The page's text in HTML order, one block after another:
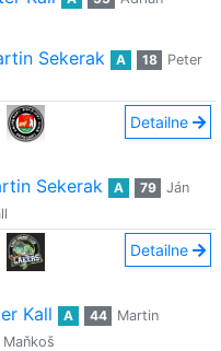
Sekerak A 18
Peter
Detailne
Sekerak A 79
Ján
Detailne
Kall A 44
Martin